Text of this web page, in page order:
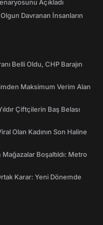
Açıkladı
Davranan İnsanların
Belli Oldu, CHP Barajın
Maksimum Verim Alan
Çiftçilerin Baş Belası
Olan Kadının Son Haline
Boşaltıldı: Metro
Karar: Yeni Dönemde